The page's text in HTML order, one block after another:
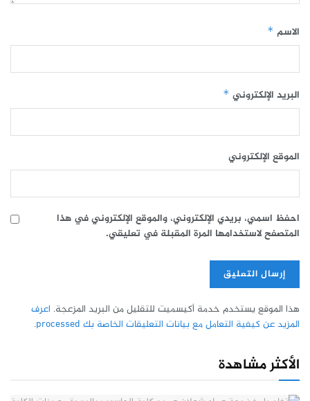
الاسم *
البريد الإلكتروني *
الموقع الإلكتروني
احفظ اسمي، بريدي الإلكتروني، والموقع الإلكتروني في هذا
المتصفح لاستخدامها المرة المقبلة في تعليقي.
هذا الموقع يستخدم خدمة أكيسميت للتقليل من البريد المزعجة. اعرف
المزيد عن كيفية التعامل مع بيانات التعليقات الخاصة بك processed
.
الأكثر مشاهدة